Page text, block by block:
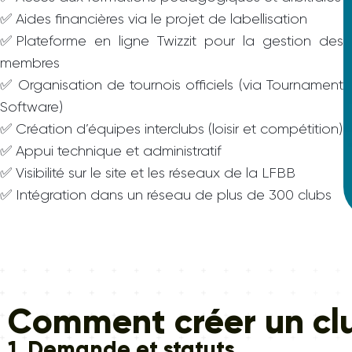
✅ Aides financières via le projet de labellisation
✅Plateforme en ligne Twizzit pour la gestion des
membres
✅ Organisation de tournois officiels (via Tournament
Software)
✅ Création d’équipes interclubs (loisir et compétition)
✅ Appui technique et administratif
✅ Visibilité sur le site et les réseaux de la LFBB
✅ Intégration dans un réseau de plus de 300 clubs
Comment créer un